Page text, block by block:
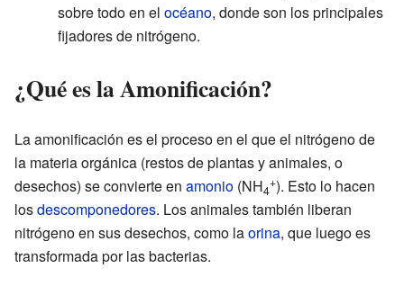
sobre todo en el océano, donde son los principales
fijadores de nitrógeno.
¿Qué es la Amonificación?
La amonificación es el proceso en el que el nitrógeno de
la materia orgánica (restos de plantas y animales, o
desechos) se convierte en amonio (NH4
+). Esto lo hacen
losdescomponedores. Los animales también liberan
nitrógeno en sus desechos, como laorina, que luego es
transformada por las bacterias.